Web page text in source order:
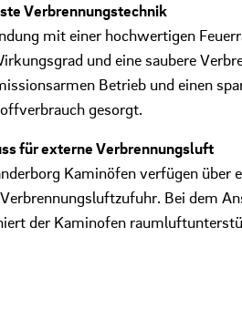
Verbrennungstechnik
mit einer hochwertigen
und eine saubere
Betrieb und einen
gesorgt.
für externe Verbrennungsluft
Kaminöfen verfügen über
Bei dem
der Kaminofen